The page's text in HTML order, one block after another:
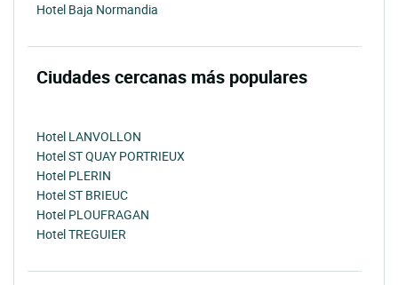
Hotel Baja Normandia
Ciudades cercanas más populares
Hotel LANVOLLON
Hotel ST QUAY PORTRIEUX
Hotel PLERIN
Hotel ST BRIEUC
Hotel PLOUFRAGAN
Hotel TREGUIER